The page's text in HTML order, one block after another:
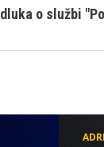
o službi